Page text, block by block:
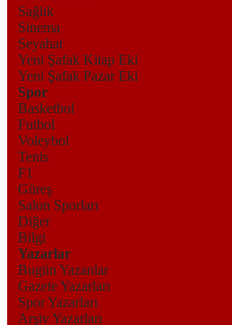
Sağlık
Sinema
Seyahat
Yeni Şafak Kitap Eki
Yeni Şafak Pazar Eki
Spor
Basketbol
Futbol
Voleybol
Tenis
F1
Güreş
Salon Sporları
Diğer
Bilgi
Yazarlar
Bugün Yazanlar
Gazete Yazarları
Spor Yazarları
Arşiv Yazarları